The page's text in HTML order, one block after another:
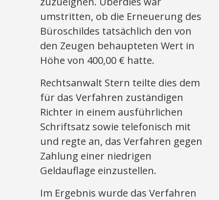
umstritten, ob die Erneuerung des
Büroschildes tatsächlich den von
den Zeugen behaupteten Wert in
Höhe von 400,00 € hatte.
Rechtsanwalt Stern teilte dies dem
für das Verfahren zuständigen
Richter in einem ausführlichen
Schriftsatz sowie telefonisch mit
und regte an, das Verfahren gegen
Zahlung einer niedrigen
Geldauflage einzustellen.
Im Ergebnis wurde das Verfahren